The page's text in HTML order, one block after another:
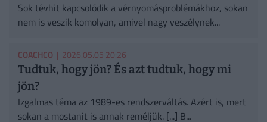
Sok tévhit kapcsolódik a vérnyomásproblémákhoz, sokan
nem is veszik komolyan, amivel nagy veszélynek...
COACHCO | 2026.05.05 20:26
Tudtuk, hogy jön? És azt tudtuk, hogy mi
jön?
Izgalmas téma az 1989-es rendszerváltás. Azért is, mert
sokan a mostanit is annak reméljük. [...] B...